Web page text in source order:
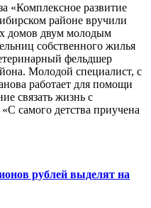
«Комплексное развитие
районе вручили
домов двум молодым
собственного жилья
фельдшер
Молодой специалист, с
работает для помощи
связать жизнь с
самого детства приучена
рублей выделят на